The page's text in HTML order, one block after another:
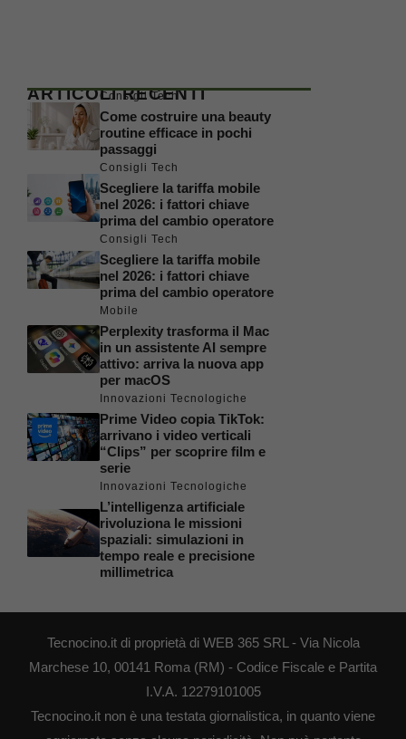
ARTICOLI RECENTI
Consigli Tech
Come costruire una beauty
routine efficace in pochi
passaggi
Consigli Tech
Scegliere la tariffa mobile
nel 2026: i fattori chiave
prima del cambio operatore
Consigli Tech
Scegliere la tariffa mobile
nel 2026: i fattori chiave
prima del cambio operatore
Mobile
Perplexity trasforma il Mac
in un assistente AI sempre
attivo: arriva la nuova app
per macOS
Innovazioni Tecnologiche
Prime Video copia TikTok:
arrivano i video verticali
“Clips” per scoprire film e
serie
Innovazioni Tecnologiche
L’intelligenza artificiale
rivoluziona le missioni
spaziali: simulazioni in
tempo reale e precisione
millimetrica
Tecnocino.it di proprietà di WEB 365 SRL - Via Nicola
Marchese 10, 00141 Roma (RM) - Codice Fiscale e Partita
I.V.A. 12279101005
Tecnocino.it non è una testata giornalistica, in quanto viene